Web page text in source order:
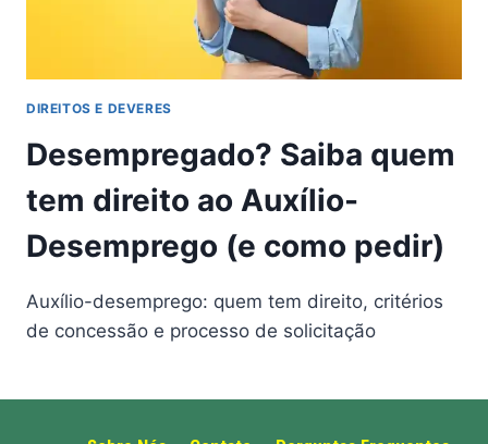
DIREITOS E DEVERES
Desempregado? Saiba quem
tem direito ao Auxílio-
Desemprego (e como pedir)
Auxílio-desemprego: quem tem direito, critérios
de concessão e processo de solicitação